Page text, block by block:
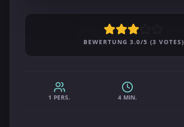
BEWERTUNG 3.0/5 (3 VOTES)
1 PERS. 4 MIN.